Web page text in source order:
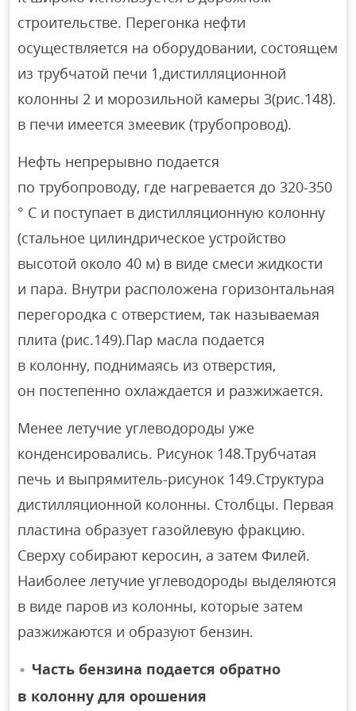
строительстве. Перегонка нефти
осуществляется на оборудовании, состоящем
из трубчатой печи 1,дистилляционной
колонны 2 и морозильной камеры 3(рис.148).
в печи имеется змеевик (трубопровод).
Нефть непрерывно подается
по трубопроводу, где нагревается до 320-350
° С и поступает в дистилляционную колонну
(стальное цилиндрическое устройство
высотой около 40 м) в виде смеси жидкости
и пара. Внутри расположена горизонтальная
перегородка с отверстием, так называемая
плита (рис.149).Пар масла подается
в колонну, поднимаясь из отверстия,
он постепенно охлаждается и разжижается.
Менее летучие углеводороды уже
конденсировались. Рисунок 148.Трубчатая
печь и выпрямитель-рисунок 149.Структура
дистилляционной колонны. Столбцы. Первая
пластина образует газойлевую фракцию.
Сверху собирают керосин, а затем Филей.
Наиболее летучие углеводороды выделяются
в виде паров из колонны, которые затем
разжижаются и образуют бензин.
Часть бензина подается обратно
в колонну для орошения